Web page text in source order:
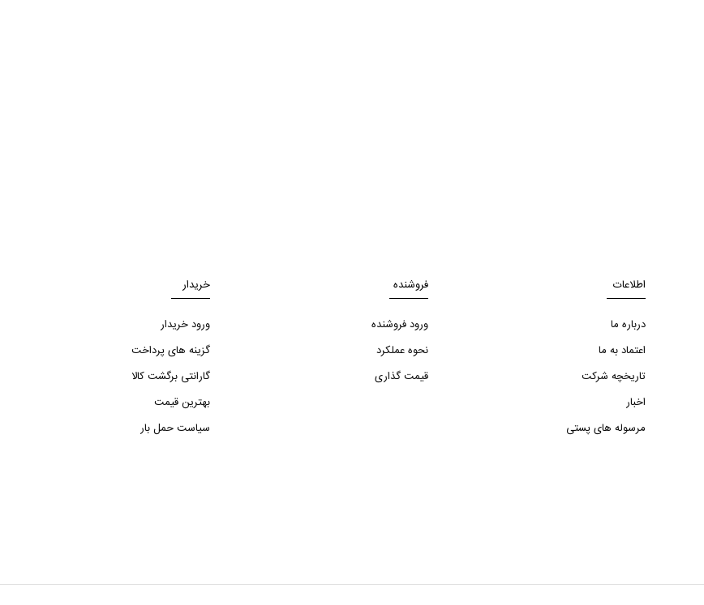
اطلاعات
درباره ما
اعتماد به ما
تاریخچه شرکت
اخبار
مرسوله های پستی
فروشنده
ورود فروشنده
نحوه عملکرد
قیمت گذاری
خریدار
ورود خریدار
گزینه های پرداخت
گارانتی برگشت کالا
بهترین قیمت
سیاست حمل بار